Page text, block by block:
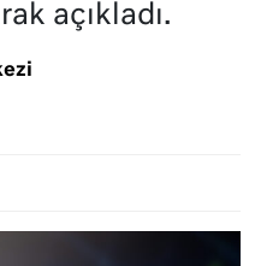
açıkladı.